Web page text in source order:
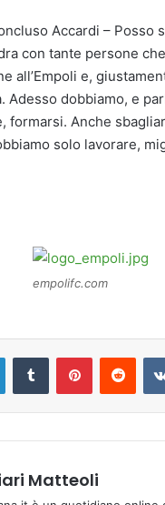
Accardi – Posso
con tante persone
all’Empoli e,
Adesso dobbiamo, e
formarsi. Anche
solo lavorare,
empolifc.com
Matteoli